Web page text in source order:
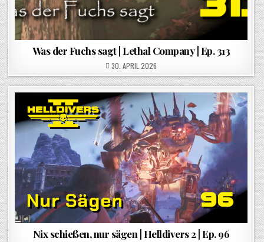
Was der Fuchs sagt | Lethal Company | Ep. 313
POSTED ON
30. APRIL 2026
Nix schießen, nur sägen | Helldivers 2 | Ep. 96